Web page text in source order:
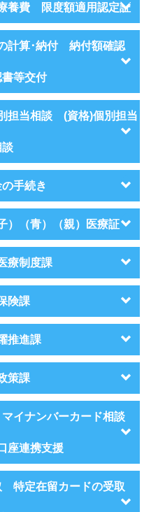
養費 限度額適用認定証
計算･納付 納付額確認
等交付
担当相談 (資格)個別担当
談
手続き
）（青）（親）医療証
療制度課
険課
推進課
策課
イナンバーカード相談
座連携支援
特定在留カードの受取